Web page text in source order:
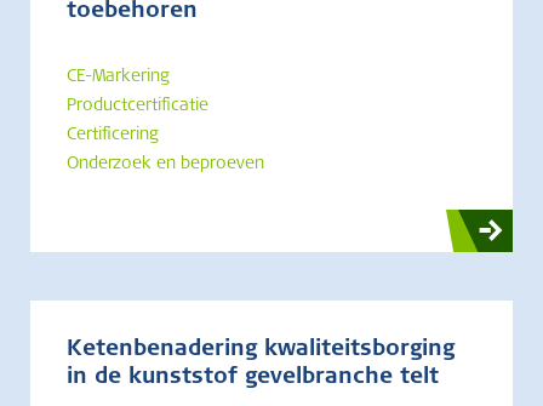
toebehoren
CE-Markering
Productcertificatie
Certificering
Onderzoek en beproeven
Ketenbenadering kwaliteitsborging
in de kunststof gevelbranche telt